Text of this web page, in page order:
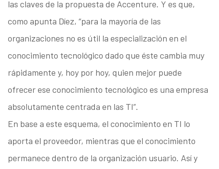
las claves de la propuesta de Accenture. Y es que,
como apunta Díez, “para la mayoría de las
organizaciones no es útil la especialización en el
conocimiento tecnológico dado que éste cambia muy
rápidamente y, hoy por hoy, quien mejor puede
ofrecer ese conocimiento tecnológico es una empresa
absolutamente centrada en las TI”.
En base a este esquema, el conocimiento en TI lo
aporta el proveedor, mientras que el conocimiento
permanece dentro de la organización usuario. Así y